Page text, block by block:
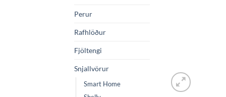
Perur
Rafhlöður
Fjöltengi
Snjallvörur
Smart Home